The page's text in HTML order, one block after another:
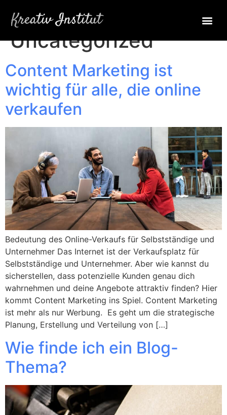
Kreativ Institut
Kategorie:
Uncategorized
Content Marketing ist
wichtig für alle, die online
verkaufen
Bedeutung des Online-Verkaufs für Selbstständige und
Unternehmer Das Internet ist der Verkaufsplatz für
Selbstständige und Unternehmer. Aber wie kannst du
sicherstellen, dass potenzielle Kunden genau dich
wahrnehmen und deine Angebote attraktiv finden? Hier
kommt Content Marketing ins Spiel. Content Marketing
ist mehr als nur Werbung. Es geht um die strategische
Planung, Erstellung und Verteilung von […]
Wie finde ich ein Blog-
Thema?